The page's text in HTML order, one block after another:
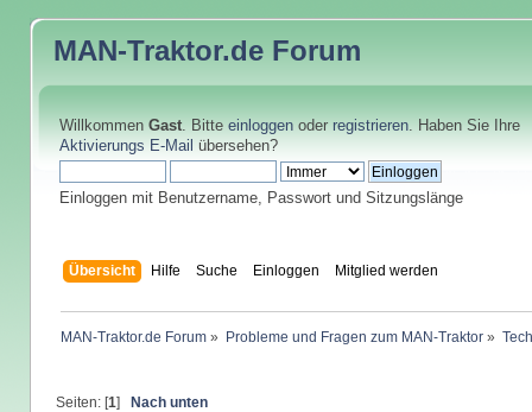
MAN-Traktor.de Forum
Willkommen Gast. Bitte einloggenoder registrieren. Haben Sie Ihre
Aktivierungs E-Mail übersehen?
Einloggen mit Benutzername, Passwort und Sitzungslänge
Übersicht Hilfe Suche Einloggen Mitglied werden
MAN-Traktor.de Forum » Probleme und Fragen zum MAN-Traktor »
Seiten: [1] Nach unten